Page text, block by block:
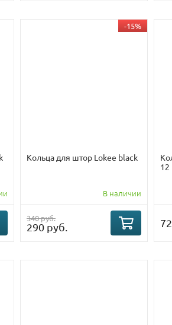
-15%
Кольца для штор Lokee black
В наличии
340 руб.
290 руб.
12